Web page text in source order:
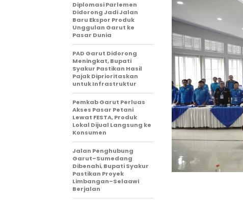
Diplomasi Parlemen
Didorong Jadi Jalan
Baru Ekspor Produk
Unggulan Garut ke
Pasar Dunia
PAD Garut Didorong
Meningkat, Bupati
Syakur Pastikan Hasil
Pajak Diprioritaskan
untuk Infrastruktur
Pemkab Garut Perluas
Akses Pasar Petani
Lewat FESTA, Produk
Lokal Dijual Langsung ke
Konsumen
Jalan Penghubung
Garut–Sumedang
Dibenahi, Bupati Syakur
Pastikan Proyek
Limbangan–Selaawi
Berjalan